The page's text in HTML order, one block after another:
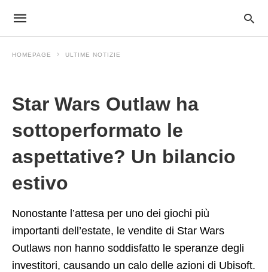
HOMEPAGE ULTIME NOTIZIE
Star Wars Outlaw ha
sottoperformato le
aspettative? Un bilancio
estivo
Nonostante l’attesa per uno dei giochi più
importanti dell’estate, le vendite di Star Wars
Outlaws non hanno soddisfatto le speranze degli
investitori, causando un calo delle azioni di Ubisoft.